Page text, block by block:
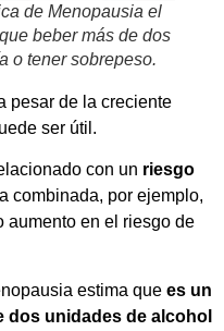
de Menopausia el
beber más de dos
o tener sobrepeso.
pesar de la creciente
ser útil.
con un riesgo
combinada, por ejemplo,
aumento en el riesgo de
estima que es un
dos unidades de alcohol